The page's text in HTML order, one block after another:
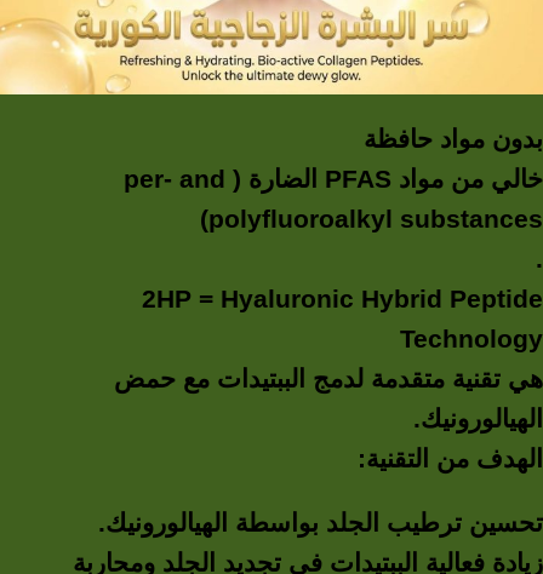
بدون مواد حافظة
خالي من مواد PFAS الضارة ( per- and
polyfluoroalkyl substances)
.
2HP = Hyaluronic Hybrid Peptide
Technology
هي تقنية متقدمة لدمج الببتيدات مع حمض
الهيالورونيك.
الهدف من التقنية:
تحسين ترطيب الجلد بواسطة الهيالورونيك.
زيادة فعالية الببتيدات في تجديد الجلد ومحاربة